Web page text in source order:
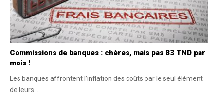
Commissions de banques : chères, mais pas 83 TND par
mois !
Les banques affrontent l’inflation des coûts par le seul élément
de leurs